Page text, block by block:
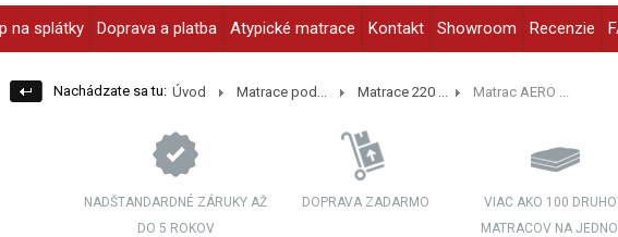
na splátky Doprava a platba Atypické matrace Kontakt Showroom Recenzie
Nachádzate sa tu: Úvod Matrace pod... Matrace 220 ... Matrac AERO ...
NADŠTANDARDNÉ ZÁRUKY AŽ
DO 5 ROKOV
DOPRAVA ZADARMO
VIAC AKO 100
MATRACOV NA